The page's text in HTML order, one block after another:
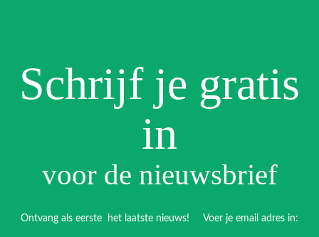
Schrijf je gratis
in
voor de nieuwsbrief
Ontvang als eerste het laatste nieuws! Voer je email adres in: